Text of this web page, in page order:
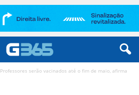
Professores serão vacinados até o fim de maio, afirma